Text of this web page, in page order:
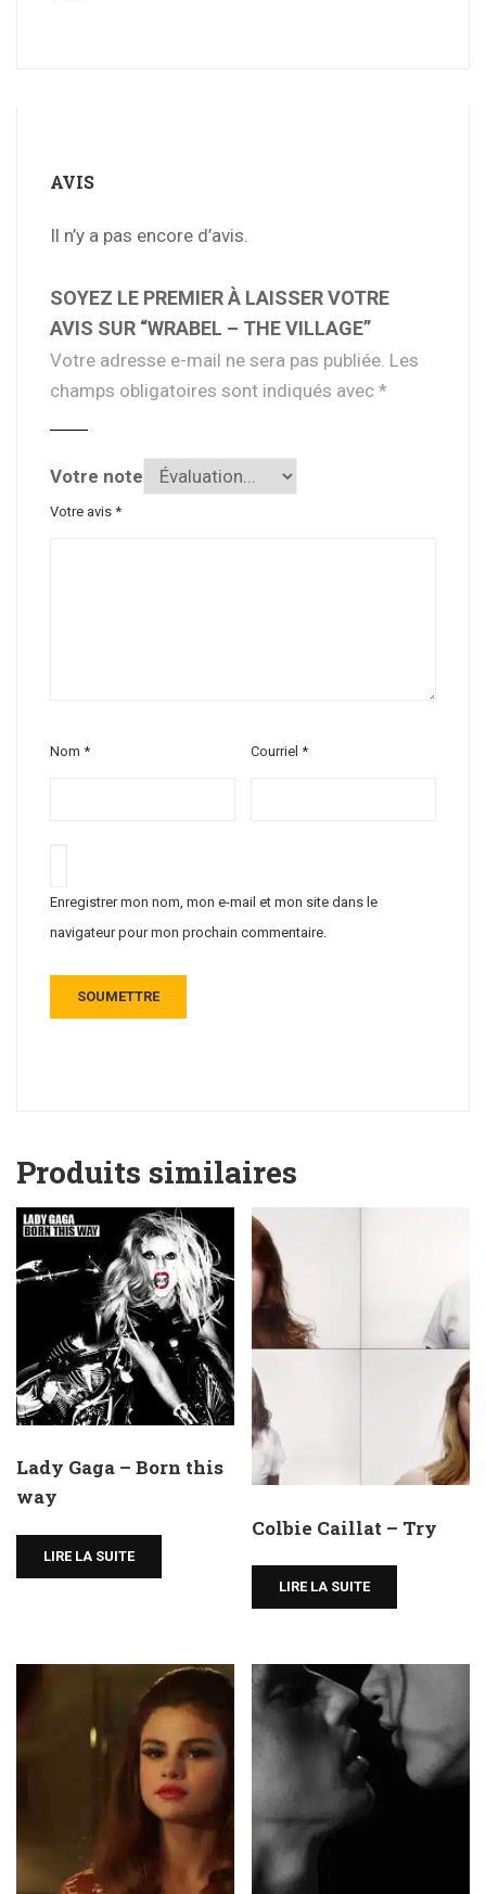
AVIS
Il n’y a pas encore d’avis.
SOYEZ LE PREMIER À LAISSER VOTRE
AVIS SUR “WRABEL – THE VILLAGE”
Votre adresse e-mail ne sera pas publiée. Les
champs obligatoires sont indiqués avec *
Votre note
Votre avis *
Nom * Courriel*
Enregistrer mon nom, mon e-mail et mon site dans le
navigateur pour mon prochain commentaire.
Produits similaires
Lady Gaga – Born this
way
LIRE LA SUITE
Colbie Caillat – Try
LIRE LA SUITE